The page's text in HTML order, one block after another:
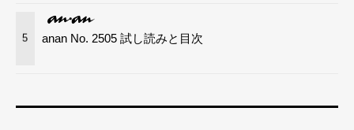
5 anan No. 2505 試し読みと目次